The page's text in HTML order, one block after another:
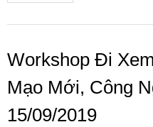
Workshop Đi
Mạo Mới, Công
15/09/2019